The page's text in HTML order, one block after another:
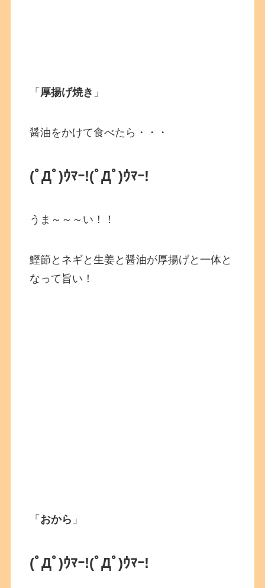
「 厚揚げ焼き 」
醤油をかけて食べたら・・・
(ﾟДﾟ)ｳﾏｰ!(ﾟДﾟ)ｳﾏｰ!
うま～～～い！！
鰹節とネギと生姜と醤油が厚揚げと一体と
なって旨い！
「 おから 」
(ﾟДﾟ)ｳﾏｰ!(ﾟДﾟ)ｳﾏｰ!